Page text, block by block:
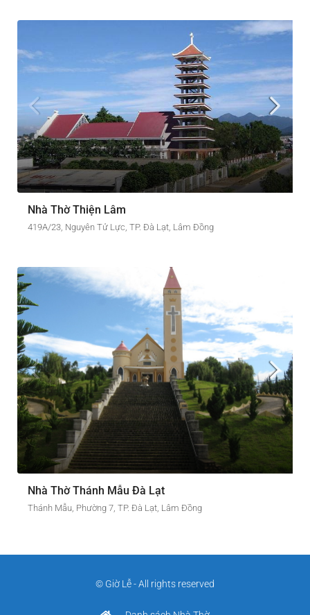
Nhà Thờ Thiện Lâm
419A/23, Nguyên Tử Lực, TP. Đà Lạt, Lâm Đồng
Nhà Thờ Thánh Mẫu Đà Lạt
Thánh Mẫu, Phường 7, TP. Đà Lạt, Lâm Đồng
© Giờ Lễ - All rights reserved